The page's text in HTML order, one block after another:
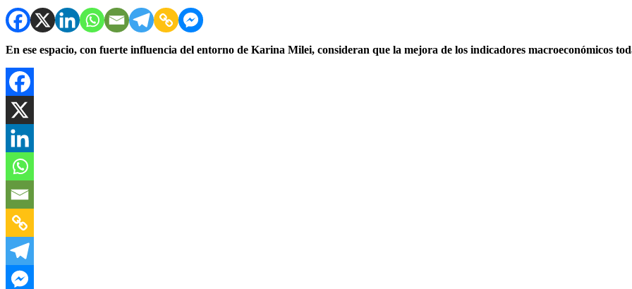
En ese espacio, con fuerte influencia del entorno de Karina Milei, consideran que la mejora de los indicadores macroeconómicos